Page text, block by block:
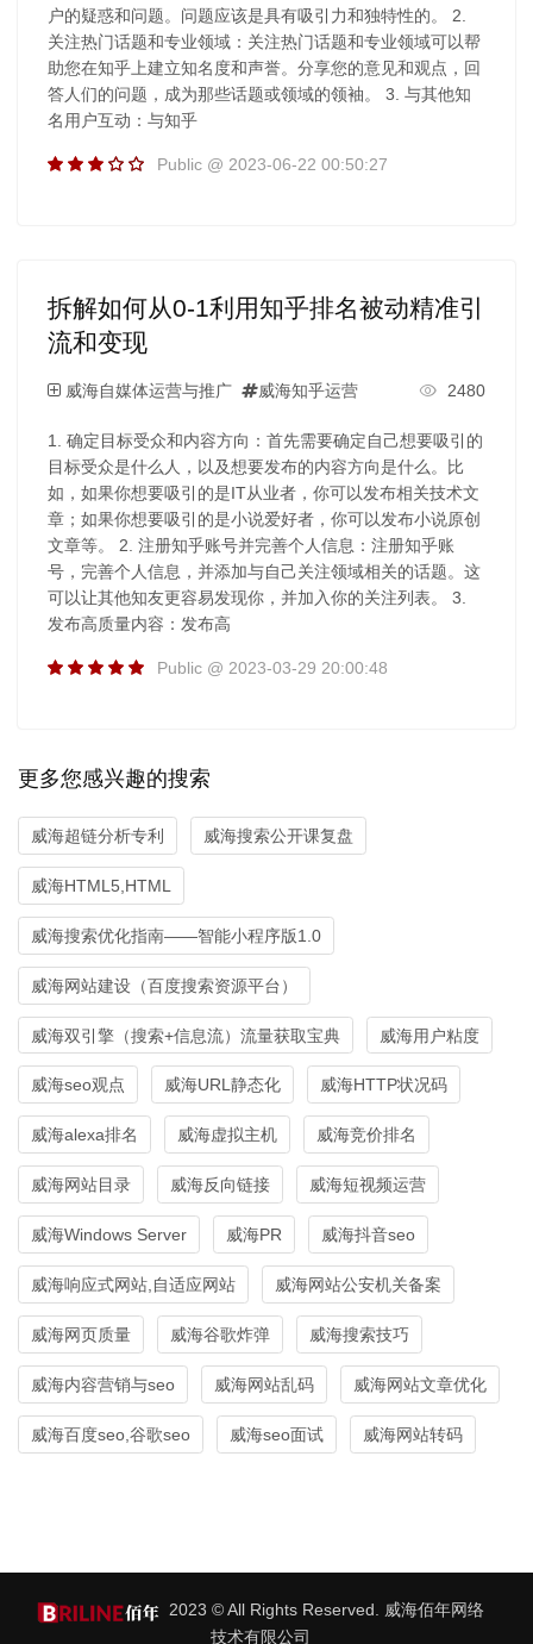
户的疑惑和问题。问题应该是具有吸引力和独特性的。 2.
关注热门话题和专业领域：关注热门话题和专业领域可以帮
助您在知乎上建立知名度和声誉。分享您的意见和观点，回
答人们的问题，成为那些话题或领域的领袖。 3. 与其他知
名用户互动：与知乎
Public @ 2023-06-22 00:50:27
拆解如何从0-1利用知乎排名被动精准引
流和变现
威海自媒体运营与推广 威海知乎运营 2480
1. 确定目标受众和内容方向：首先需要确定自己想要吸引的
目标受众是什么人，以及想要发布的内容方向是什么。比
如，如果你想要吸引的是IT从业者，你可以发布相关技术文
章；如果你想要吸引的是小说爱好者，你可以发布小说原创
文章等。 2. 注册知乎账号并完善个人信息：注册知乎账
号，完善个人信息，并添加与自己关注领域相关的话题。这
可以让其他知友更容易发现你，并加入你的关注列表。 3.
发布高质量内容：发布高
Public @ 2023-03-29 20:00:48
更多您感兴趣的搜索
威海超链分析专利 威海搜索公开课复盘
威海HTML5,HTML
威海搜索优化指南——智能小程序版1.0
威海网站建设（百度搜索资源平台）
威海双引擎（搜索+信息流）流量获取宝典 威海用户粘度
威海seo观点 威海URL静态化 威海HTTP状况码
威海alexa排名 威海虚拟主机 威海竞价排名
威海网站目录 威海反向链接 威海短视频运营
威海Windows Server 威海PR 威海抖音seo
威海响应式网站,自适应网站 威海网站公安机关备案
威海网页质量 威海谷歌炸弹 威海搜索技巧
威海内容营销与seo 威海网站乱码 威海网站文章优化
威海百度seo,谷歌seo 威海seo面试 威海网站转码
2023 © All Rights Reserved. 威海佰年网络
技术有限公司